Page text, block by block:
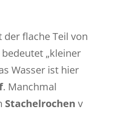
flache Teil von
bedeutet „kleiner
Wasser ist hier
. Manchmal
Stachelrochen v